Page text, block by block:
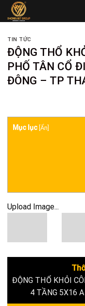
Skip
TIN TỨC
ĐỘNG THỔ
PHỐ TÂN CỔ
ĐÔNG – TP
Mục lục Ẩn
Upload Image...
ĐỘNG THỔ KHỎI
4 TẦNG 5X16